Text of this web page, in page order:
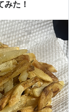
みた！